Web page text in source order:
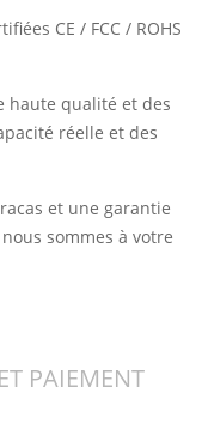
CE / FCC / ROHS
haute qualité et des
réelle et des
et une garantie
sommes à votre
PAIEMENT